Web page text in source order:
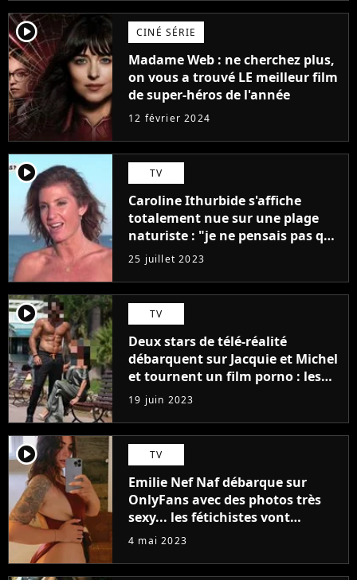
player2 CINÉ SÉRIE
Madame Web : ne cherchez plus,
on vous a trouvé LE meilleur film
de super-héros de l'année
12 février 2024
player2 TV
Caroline Ithurbide s'affiche
totalement nue sur une plage
naturiste : "je ne pensais pas que
j'arriverais à le faire..."
25 juillet 2023
player2 TV
Deux stars de télé-réalité
débarquent sur Jacquie et Michel
et tournent un film porno : les
premières images du tournage
(exclu)
19 juin 2023
player2 TV
Emilie Nef Naf débarque sur
OnlyFans avec des photos très
sexy... les fétichistes vont
prendre leur pied !
4 mai 2023